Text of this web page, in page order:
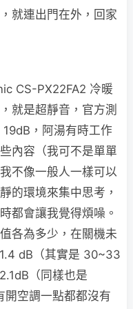
就連出門在外，回家
CS-PX22FA2 冷暖
就是超靜音，官方測
，阿湯有時工作
內容（我可不是單單
不像一般人一樣可以
的環境來集中思考，
都會讓我覺得煩噪。
各為多少，在關機未
dB（其實是 30~33
（同樣也是
空調一點都都沒有